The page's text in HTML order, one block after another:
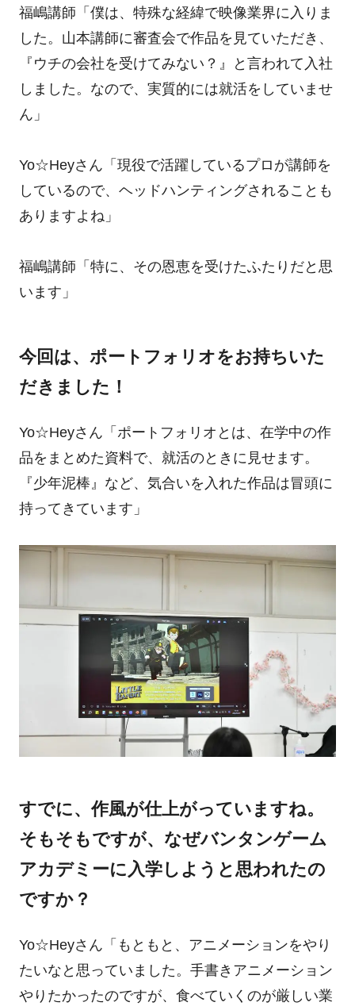
福嶋講師「僕は、特殊な経緯で映像業界に入りま
した。山本講師に審査会で作品を見ていただき、
『ウチの会社を受けてみない？』と言われて入社
しました。なので、実質的には就活をしていませ
ん」
Yo☆Heyさん「現役で活躍しているプロが講師を
しているので、ヘッドハンティングされることも
ありますよね」
福嶋講師「特に、その恩恵を受けたふたりだと思
います」
今回は、ポートフォリオをお持ちいた
だきました！
Yo☆Heyさん 「ポートフォリオとは、在学中の作
品をまとめた資料で、就活のときに見せます。
『少年泥棒』など、気合いを入れた作品は冒頭に
持ってきています」
すでに、作風が仕上がっていますね。
そもそもですが、なぜバンタンゲーム
アカデミーに入学しようと思われたの
ですか？
Yo☆Heyさん 「もともと、アニメーションをやり
たいなと思っていました。手書きアニメーション
やりたかったのですが、食べていくのが厳しい業